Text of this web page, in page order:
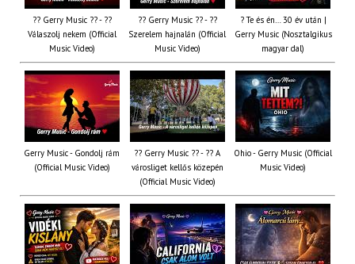
?? Gerry Music ?? - ??
Válaszolj nekem (Official
Music Video)
?? Gerry Music ?? - ??
Szerelem hajnalán (Official
Music Video)
? Te és én… 30 év után |
Gerry Music (Nosztalgikus
magyar dal)
Gerry Music - Gondolj rám
(Official Music Video)
?? Gerry Music ?? - ?? A
városliget kellős közepén
(Official Music Video)
Ohio - Gerry Music (Official
Music Video)